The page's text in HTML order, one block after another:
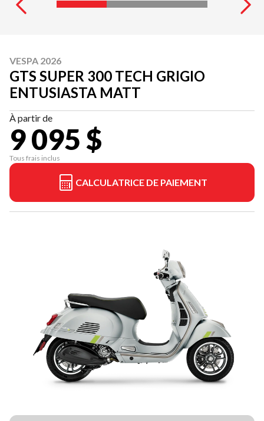
VESPA 2026
GTS SUPER 300 TECH GRIGIO
ENTUSIASTA MATT
À partir de
9 095 $
Tous frais inclus
CALCULATRICE DE PAIEMENT